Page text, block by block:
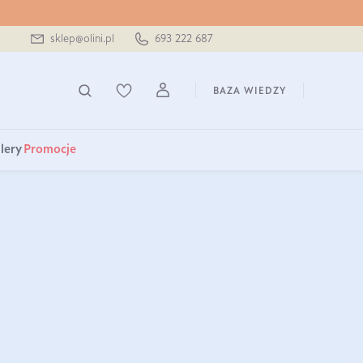
sklep@olini.pl 693 222 687
BAZA WIEDZY
Promocje